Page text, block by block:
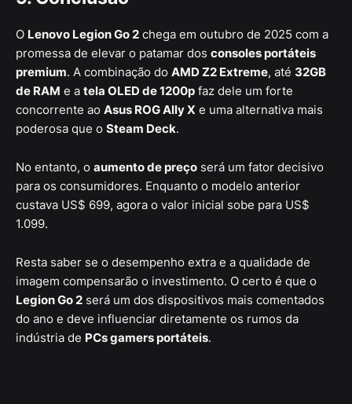
O Lenovo Legion Go 2 chega em outubro de 2025 com a
promessa de elevar o patamar dos consoles portáteis
premium. A combinação do AMD Z2 Extreme, até 32GB
de RAM e a tela OLED de 1200p faz dele um forte
concorrente ao Asus ROG Ally X e uma alternativa mais
poderosa que o Steam Deck.
No entanto, o aumento de preço será um fator decisivo
para os consumidores. Enquanto o modelo anterior
custava US$ 699, agora o valor inicial sobe para US$
1.099.
Resta saber se o desempenho extra e a qualidade de
imagem compensarão o investimento. O certo é que o
Legion Go 2 será um dos dispositivos mais comentados
do ano e deve influenciar diretamente os rumos da
indústria de PCs gamers portáteis.